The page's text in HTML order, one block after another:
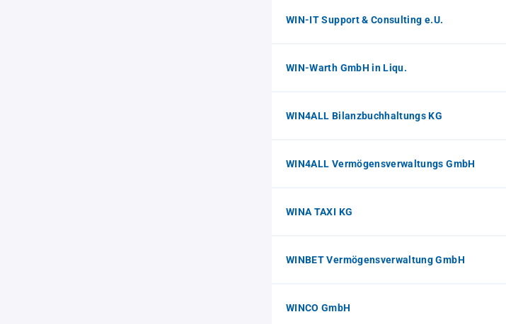
WIN-IT Support & Consulting e.U.
WIN-Warth GmbH in Liqu.
WIN4ALL Bilanzbuchhaltungs KG
WIN4ALL Vermögensverwaltungs GmbH
WINA TAXI KG
WINBET Vermögensverwaltung GmbH
WINCO GmbH